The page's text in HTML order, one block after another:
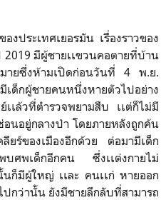
งประเทศเยอรมัน เรื่องราวของ
2019 มีผู้ชายเเขวนคอตายที่บ้าน
ายซึ่งห้ามเปิดก่อนวันที่ 4 พ.ย.
เด็กผู้ชายคนหนึ่งหายตัวไปอย่าง
เล้วที่ตำรวจพยามสืบ เเต่ก็ไม่มี
นอยู่กลางป่า โดยภายหลังถูกค้น
ยร์ของเมืองอีกด้วย ต่อมามีเด็ก
ศพเด็กอีกคน ซึ่งเเต่งกายไม่
ก็มีผู้ใหญ่ เเละ คนเเก่ หายออก
ปกว่านั้น ยังมีชายลึกลับที่สามารถ